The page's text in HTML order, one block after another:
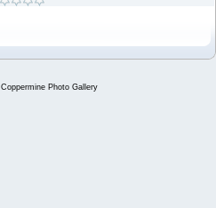
Coppermine Photo Gallery